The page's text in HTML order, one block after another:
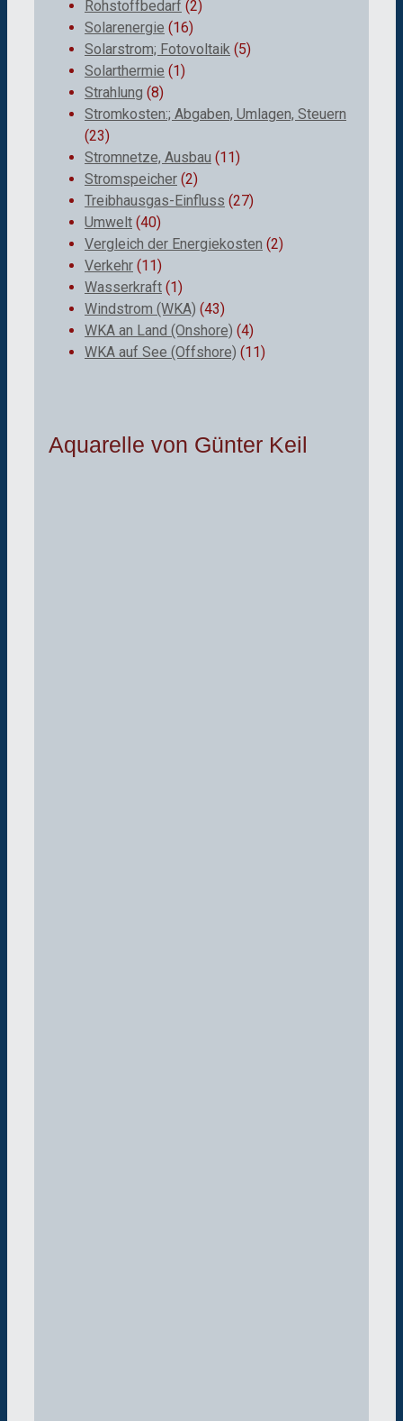
Rohstoffbedarf (2)
Solarenergie (16)
Solarstrom; Fotovoltaik (5)
Solarthermie (1)
Strahlung (8)
Stromkosten:; Abgaben, Umlagen, Steuern
(23)
Stromnetze, Ausbau (11)
Stromspeicher (2)
Treibhausgas-Einfluss (27)
Umwelt (40)
Vergleich der Energiekosten (2)
Verkehr (11)
Wasserkraft (1)
Windstrom (WKA) (43)
WKA an Land (Onshore) (4)
WKA auf See (Offshore) (11)
Aquarelle von Günter Keil